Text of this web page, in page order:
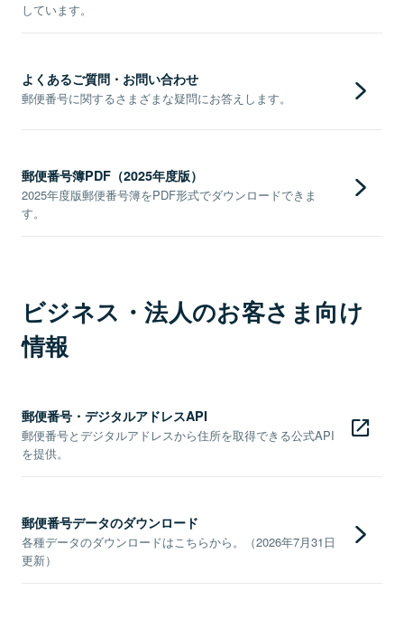
しています。
よくあるご質問・お問い合わせ
郵便番号に関するさまざまな疑問にお答えします。
郵便番号簿PDF（2025年度版）
2025年度版郵便番号簿をPDF形式でダウンロードできま
す。
ビジネス・法人のお客さま向け
情報
郵便番号・デジタルアドレスAPI
郵便番号とデジタルアドレスから住所を取得できる公式API
を提供。
郵便番号データのダウンロード
各種データのダウンロードはこちらから。（2026年7月31日
更新）